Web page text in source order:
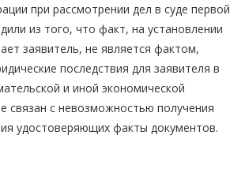
при рассмотрении дел в суде первой
из того, что факт, на установлении
заявитель, не является фактом,
последствия для заявителя в
и иной экономической
связан с невозможностью получения
удостоверяющих факты документов.